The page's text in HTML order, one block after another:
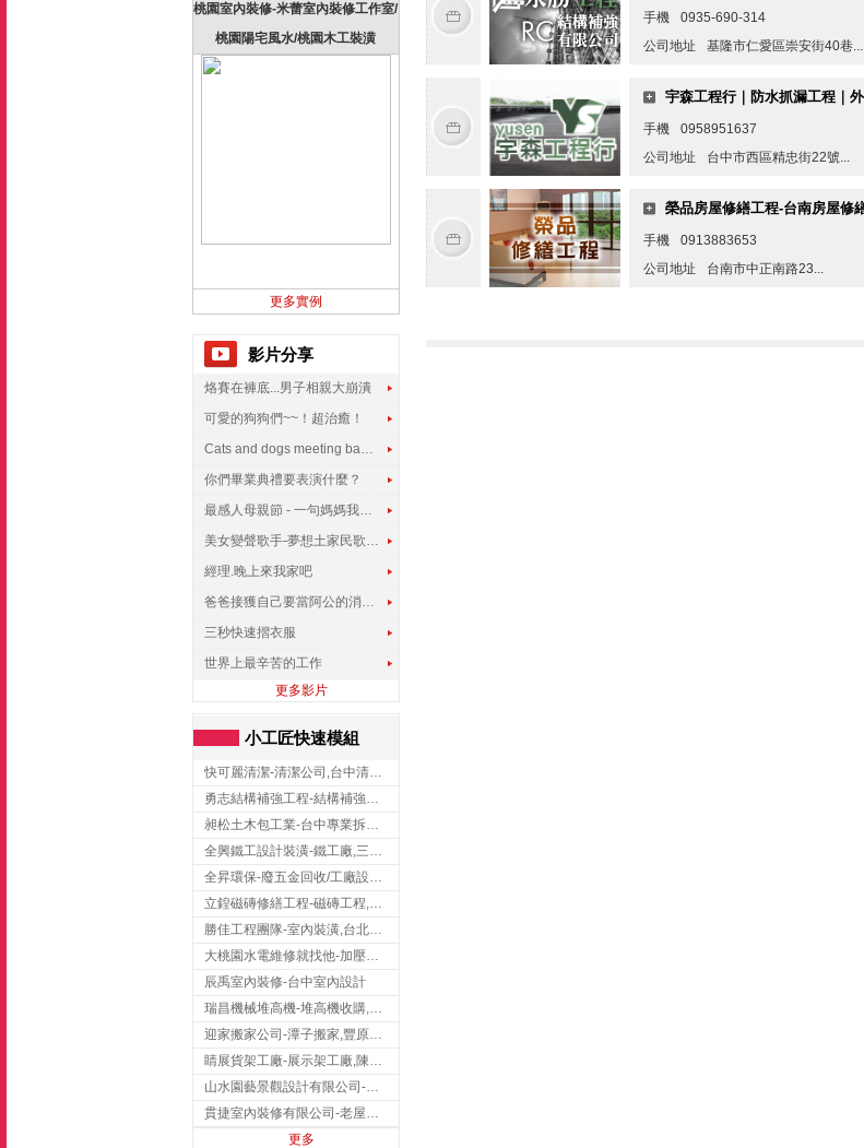
桃園室內裝修-米蕾室內裝修工作室/
桃園陽宅風水/桃園木工裝潢
更多實例
影片分享
烙賽在褲底...男子相親大崩潰
可愛的狗狗們~~！超治癒！
Cats and dogs meeting babies for the first time
你們畢業典禮要表演什麼？
最感人母親節 - 一句媽媽我愛你
美女變聲歌手-夢想土家民歌傳遍世界
經理.晚上來我家吧
爸爸接獲自己要當阿公的消息，反應史上最可愛!!!
三秒快速摺衣服
世界上最辛苦的工作
更多影片
小工匠快速模組
快可麗清潔-清潔公司,台中清潔公司,台中居家清潔
勇志結構補強工程-結構補強工程 ,桃園結構補強工程,龍潭結構補強工程
昶松土木包工業-台中專業拆除工程/挖土機出租
全興鐵工設計裝潢-鐵工廠,三峽鐵工廠,台北鐵工廠
全昇環保-廢五金回收/工廠設備收購/機械設備回收/高價收購廠房設備
立鍠磁磚修繕工程-磁磚工程,磁磚修補,新竹磁磚工程
勝佳工程團隊-室內裝潢,台北房屋裝修,三重室內裝修
大桃園水電維修就找他-加壓馬達,抽水馬達,桃園水電行,中壢水電
辰禹室內裝修-台中室內設計
瑞昌機械堆高機-堆高機收購,新北市堆高機,桃園堆高機
迎家搬家公司-潭子搬家,豐原搬家,大雅搬家,大甲搬家,台中推薦搬家,台中搬家
睛展貨架工廠-展示架工廠,陳列架,台中展示架工廠
山水園藝景觀設計有限公司-景觀工程,景觀設計,新竹園藝工程,新竹景觀設計
貫捷室內裝修有限公司-老屋翻新工程,台中老屋翻新工程,台中舊屋翻新
更多
手機 0935-690-314
公司地址
基隆市仁愛區崇安街40巷...
手機 0958951637
公司地址
台中市西區精忠街22號...
手機 0913883653
公司地址
台南市中正南路23...